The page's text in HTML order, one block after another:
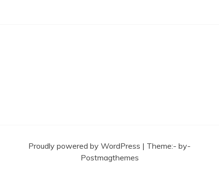
Proudly powered by WordPress | Theme:- by-
Postmagthemes